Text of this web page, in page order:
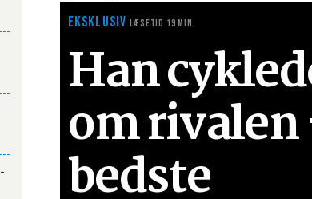
-
EKSKLUSIVLÆSETID 19 MIN.
Han
om rivalen
bedste